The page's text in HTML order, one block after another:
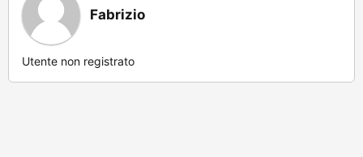
Fabrizio
Utente non registrato